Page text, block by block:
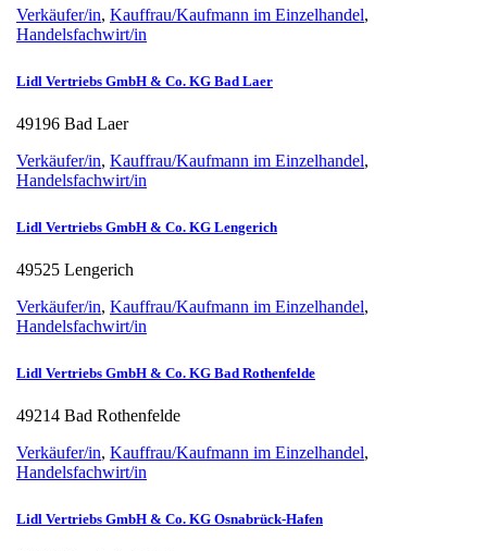
Verkäufer/in, Kauffrau/Kaufmann im Einzelhandel,
Handelsfachwirt/in
Lidl Vertriebs GmbH & Co. KG Bad Laer
49196 Bad Laer
Verkäufer/in, Kauffrau/Kaufmann im Einzelhandel,
Handelsfachwirt/in
Lidl Vertriebs GmbH & Co. KG Lengerich
49525 Lengerich
Verkäufer/in, Kauffrau/Kaufmann im Einzelhandel,
Handelsfachwirt/in
Lidl Vertriebs GmbH & Co. KG Bad Rothenfelde
49214 Bad Rothenfelde
Verkäufer/in, Kauffrau/Kaufmann im Einzelhandel,
Handelsfachwirt/in
Lidl Vertriebs GmbH & Co. KG Osnabrück-Hafen